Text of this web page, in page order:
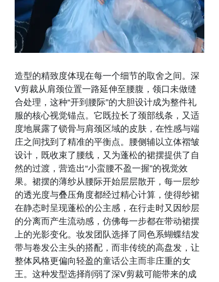
造型的精致度体现在每一个细节的取舍之间。深
V剪裁从肩颈位置一路延伸至腰腹，领口未做缝
合处理，这种“开到腰际”的大胆设计成为整件礼
服的核心视觉锚点。它既拉长了颈部线条，又适
度地展露了锁骨与肩颈区域的皮肤，在性感与端
庄之间找到了精准的平衡点。腰侧辅以立体褶皱
设计，既收束了腰线，又为蓬松的裙摆提供了自
然的过渡，营造出“小蛮腰不盈一握”的视觉效
果。裙摆的薄纱从腰际开始层层散开，每一层纱
的透光度与叠压角度都经过精心计算，使得纱裙
在静态时呈现蓬松的公主感，在行走时又因纱层
的分离而产生流动感，仿佛每一步都在带动裙摆
上的光影变化。妆发团队选择了同色系蝴蝶结发
带与卷发公主头的搭配，而非传统的高盘发，让
整体风格更偏向轻盈的童话公主而非庄重的女
王。这种发型选择削弱了深V剪裁可能带来的成